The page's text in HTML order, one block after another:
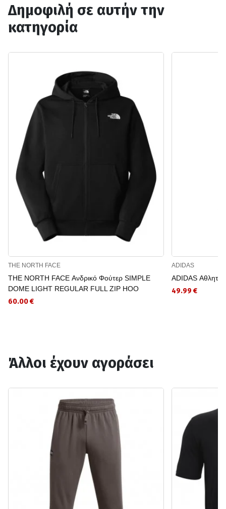
Δημοφιλή σε αυτήν την
κατηγορία
THE NORTH FACE
THE NORTH FACE Ανδρικό Φούτερ SIMPLE
DOME LIGHT REGULAR FULL ZIP HOO
60.00 €
ADIDAS
ADIDAS
49.99 €
Άλλοι έχουν αγοράσει